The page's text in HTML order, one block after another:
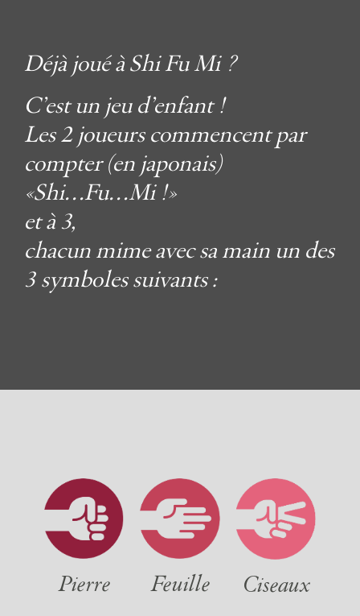
Déjà joué à Shi Fu Mi ?
C’est un jeu d’enfant !
Les 2 joueurs commencent par
compter (en japonais)
«Shi…Fu…Mi !»
et à 3,
chacun mime avec sa main un des
3 symboles suivants :
Pierre Feuille Ciseaux